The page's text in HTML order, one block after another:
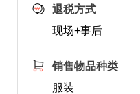
退税方式
现场+事后
销售物品种类
服装